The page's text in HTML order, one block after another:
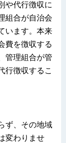
や代行徴収に
組合が自治会
います。本来
費を徴収する
管理組合が管
行徴収するこ
ず、その地域
変わりませ